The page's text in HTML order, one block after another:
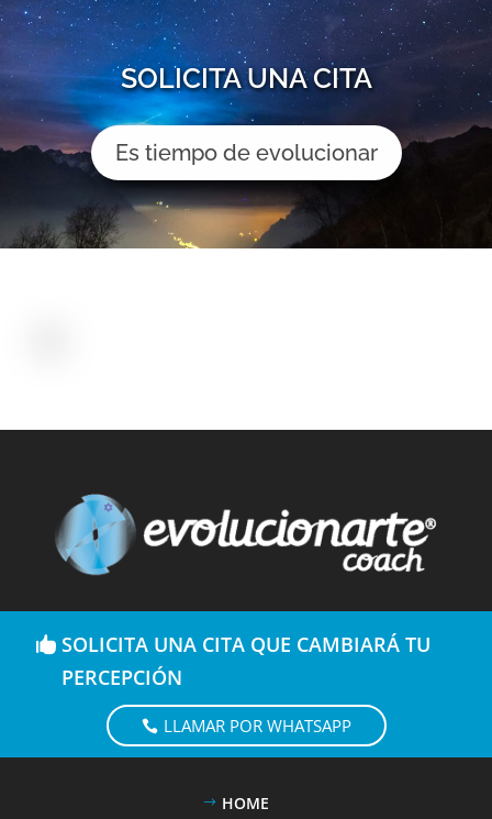
SOLICITA UNA CITA
Es tiempo de evolucionar
SOLICITA UNA CITA QUE CAMBIARÁ TU
PERCEPCIÓN
LLAMAR POR WHATSAPP
HOME